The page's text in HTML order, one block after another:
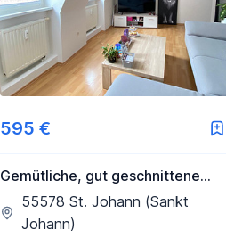
595 €
Gemütliche, gut geschnittene
Wohnung
55578 St. Johann (Sankt
Johann)